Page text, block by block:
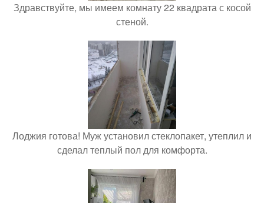
Здравствуйте, мы имеем комнату 22 квадрата с косой
стеной.
Лоджия готова! Муж установил стеклопакет, утеплил и
сделал теплый пол для комфорта.